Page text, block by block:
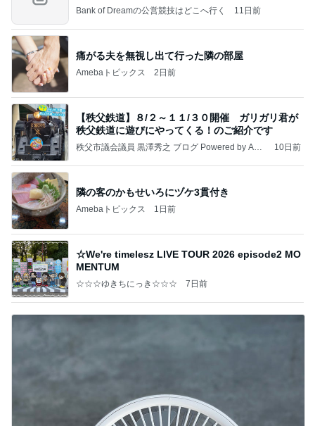
Bank of Dreamの公営競技はどこへ行く 11日前
痛がる夫を無視し出て行った隣の部屋
Amebaトピックス 2日前
【秩父鉄道】８/２～１１/３０開催 ガリガリ君が
秩父鉄道に遊びにやってくる！のご紹介です
秩父市議会議員 黒澤秀之 ブログ Powered by Ame
10日前
隣の客のかもせいろにヅケ3貫付き
Amebaトピックス 1日前
☆We're timelesz LIVE TOUR 2026 episode2 MO
MENTUM
☆☆☆ゆきちにっき☆☆☆ 7日前